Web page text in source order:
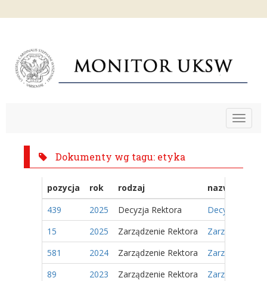
Toggle
Dokumenty wg tagu: etyka
pozycja rok rodzaj
nazwa
439
2025 Decyzja Rektora
Decyzja Nr
15
2025 Zarządzenie Rektora
Zarządzenie
581
2024 Zarządzenie Rektora
Zarządzenie
89
2023 Zarządzenie Rektora
Zarządzenie